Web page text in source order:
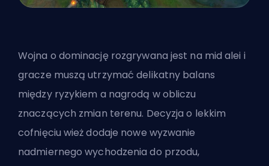
Wojna o dominację rozgrywana jest na mid alei i
gracze muszą utrzymać delikatny balans
między ryzykiem a nagrodą w obliczu
znaczących zmian terenu. Decyzja o lekkim
cofnięciu wież dodaje nowe wyzwanie
nadmiernego wychodzenia do przodu,